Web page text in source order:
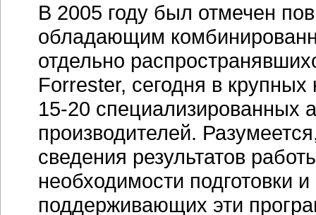
В 2005 году был отмечен
обладающим
отдельно
Forrester, сегодня в
15-20 специализированных
производителей.
сведения результатов
необходимости подготовки
поддерживающих эти